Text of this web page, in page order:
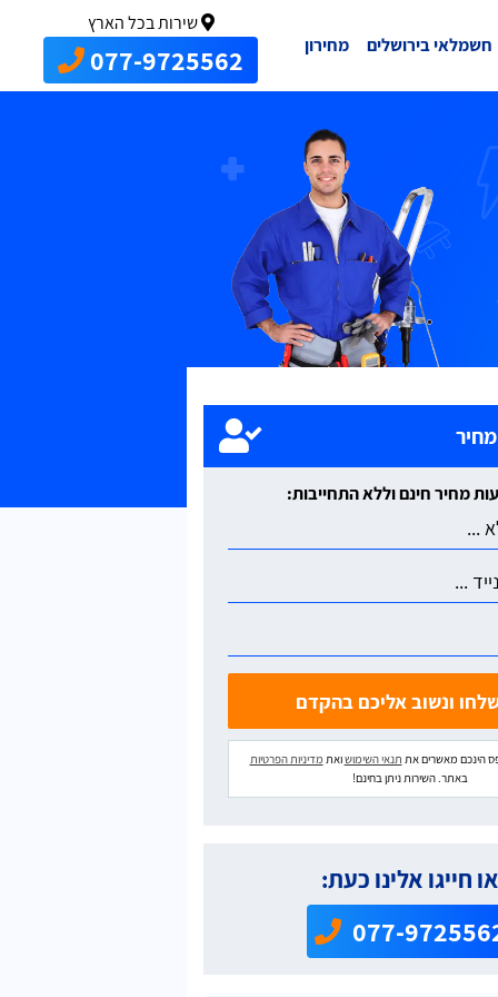
חשמלאי בירושלים מחירון
שירות בכל הארץ
077-9725562
הינכם מאשרים את תנאי השימושואת מדיניות הפרטיות
באתר. השירות ניתן בחינם!
או חייגו אלינו כעת:
077-